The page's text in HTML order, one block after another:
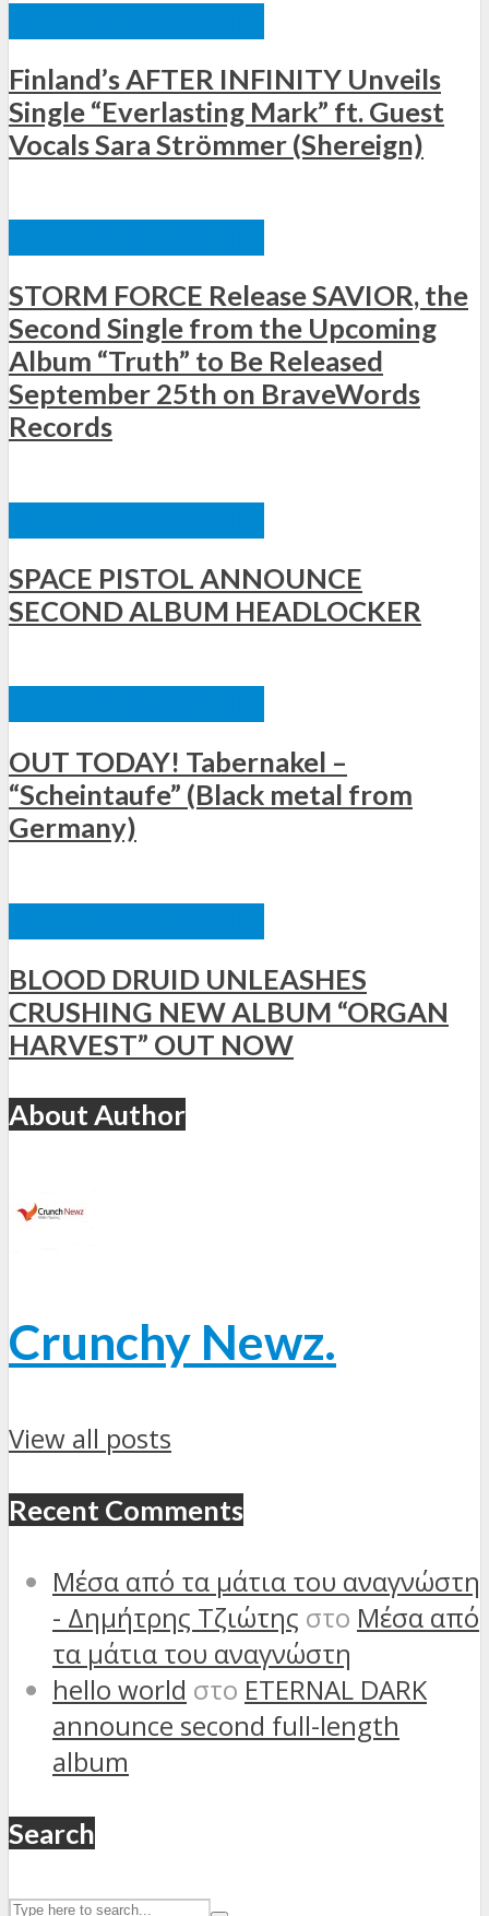
Finland’s AFTER INFINITY Unveils
Single “Everlasting Mark” ft. Guest
Vocals Sara Strömmer (Shereign)
STORM FORCE Release SAVIOR, the
Second Single from the Upcoming
Album “Truth” to Be Released
September 25th on BraveWords
Records
SPACE PISTOL ANNOUNCE
SECOND ALBUM HEADLOCKER
OUT TODAY! Tabernakel –
“Scheintaufe” (Black metal from
Germany)
BLOOD DRUID UNLEASHES
CRUSHING NEW ALBUM “ORGAN
HARVEST” OUT NOW
About Author
Crunchy Newz.
View all posts
Recent Comments
Μέσα από τα μάτια του αναγνώστη
- Δημήτρης Τζιώτης στο Μέσα από
τα μάτια του αναγνώστη
hello world στο ETERNAL DARK
announce second full-length
album
Search